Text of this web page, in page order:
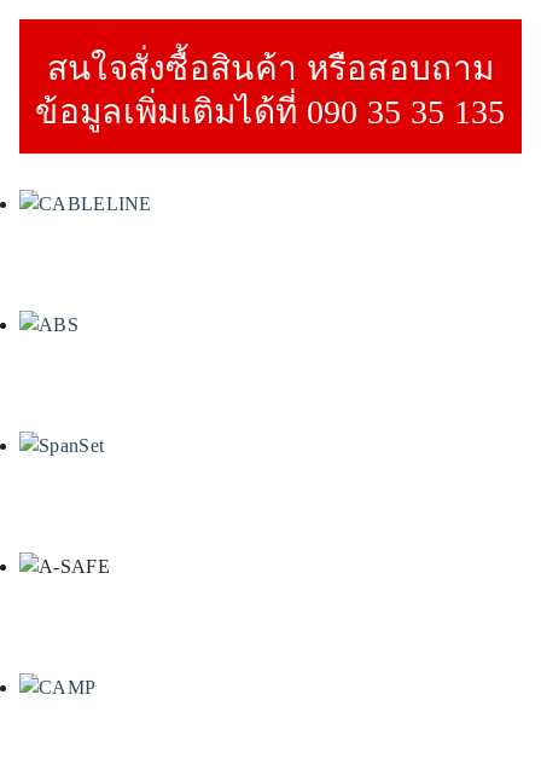
สนใจสั่งซื้อสินค้า หรือสอบถาม
ข้อมูลเพิ่มเติมได้ที่ 090 35 35 135